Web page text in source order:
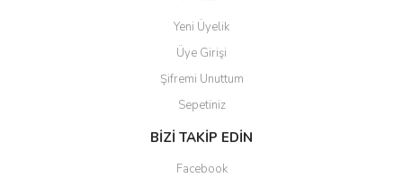
Yeni Üyelik
Üye Girişi
Şifremi Unuttum
Sepetiniz
BİZİ TAKİP EDİN
Facebook